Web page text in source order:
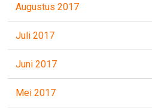
Augustus 2017
Juli 2017
Juni 2017
Mei 2017